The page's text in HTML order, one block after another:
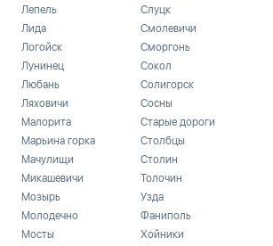
Лепель
Лида
Логойск
Лунинец
Любань
Ляховичи
Малорита
Марьина горка
Мачулищи
Микашевичи
Мозырь
Молодечно
Мосты
Слуцк
Смолевичи
Сморгонь
Сокол
Солигорск
Сосны
Старые дороги
Столбцы
Столин
Толочин
Узда
Фаниполь
Хойники